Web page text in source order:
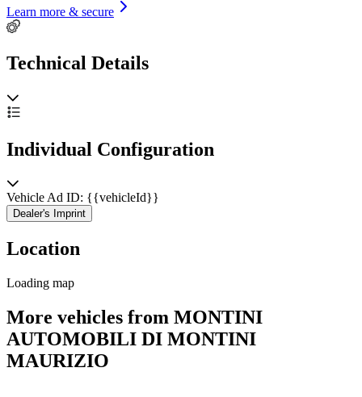
Learn more & secure
Technical Details
Individual Configuration
Vehicle Ad ID: {{vehicleId}}
Dealer's Imprint
Location
Loading map
More vehicles from MONTINI
AUTOMOBILI DI MONTINI
MAURIZIO